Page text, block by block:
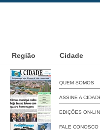
Região Cidade
QUEM SOMOS
ASSINE A
EDIÇÕES ON-
FALE CONOSCO